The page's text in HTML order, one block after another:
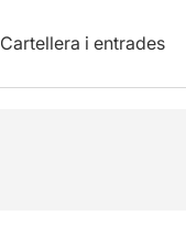
Cartellera i entrades